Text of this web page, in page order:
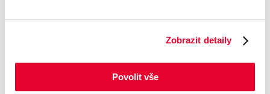
Zobrazit detaily
Povolit vše
Karoserie
Prověření vozu od Cebia